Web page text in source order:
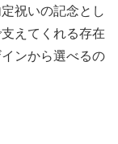
祝いの記念とし
えてくれる存在
ンから選べるの